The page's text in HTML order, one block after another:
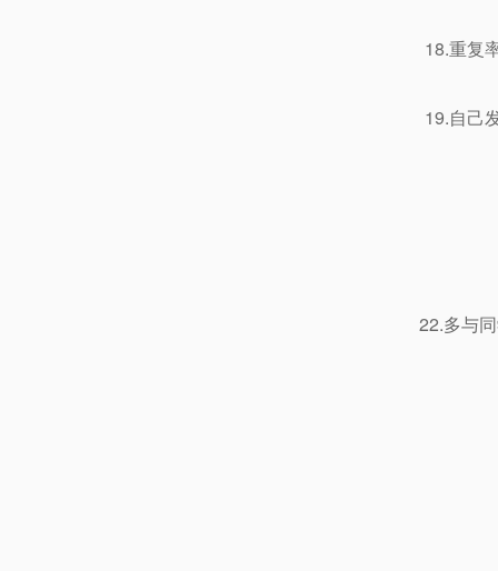
18.重复
19.自己
22.多与